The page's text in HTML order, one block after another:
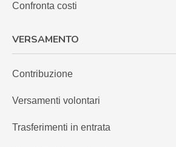
Confronta costi
VERSAMENTO
Contribuzione
Versamenti volontari
Trasferimenti in entrata